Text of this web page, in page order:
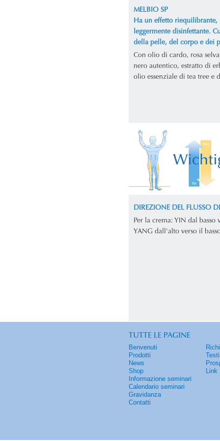
MELBIO SP
Ha un effetto riequilibrante,
leggermente disinfettante.
della pelle, del corpo e dei
Con olio di cardo, rosa
nero autentico, estratto di
olio essenziale di tea tree e
DIREZIONE DEL FLUSSO
Per la crema: YIN dal basso
YANG dall'alto verso il
TUTTE LE PAGINE
Benvenuti
Prodotti
News
Shop
Informazione seminari
Calendario seminari
Gravidanza
Contatti
Link